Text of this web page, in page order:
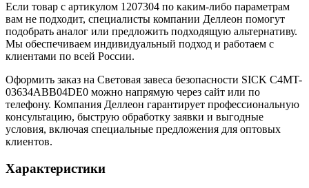
Если товар с артикулом 1207304 по каким-либо параметрам
вам не подходит, специалисты компании Деллеон помогут
подобрать аналог или предложить подходящую альтернативу.
Мы обеспечиваем индивидуальный подход и работаем с
клиентами по всей России.
Оформить заказ на Световая завеса безопасности SICK C4MT-
03634ABB04DE0 можно напрямую через сайт или по
телефону. Компания Деллеон гарантирует профессиональную
консультацию, быструю обработку заявки и выгодные
условия, включая специальные предложения для оптовых
клиентов.
Характеристики